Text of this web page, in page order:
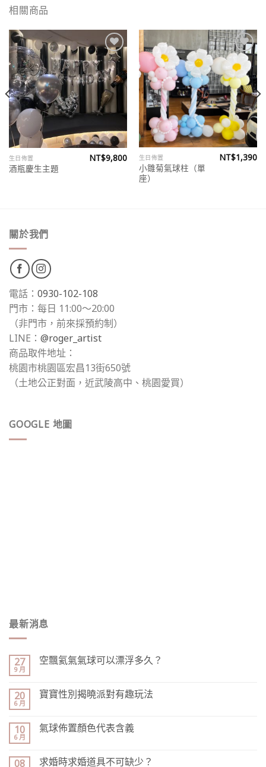
相關商品
Add to
wishlist
生日佈置
酒瓶慶生主題
NT$9,800
Add to
wishlist
生日佈置
小雛菊氣球柱（單
座）
NT$1,390
關於我們
電話： 0930-102-108
門市：每日 11:00～20:00
（非門市，前來採預約制）
LINE： @roger_artist
商品取件地址：
桃園市桃園區宏昌13街650號
（土地公正對面，近武陵高中、桃園愛買）
GOOGLE 地圖
最新消息
27
9 月
空飄氦氣氣球可以漂浮多久？
20
6 月
寶寶性別揭曉派對有趣玩法
10
6 月
氣球佈置顏色代表含義
08 求婚時求婚道具不可缺少？